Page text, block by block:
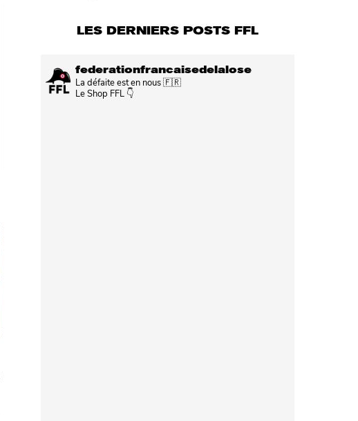
LES DERNIERS POSTS FFL
federationfrancaisedelalose
La défaite est en nous 🇫🇷
Le Shop FFL 👇